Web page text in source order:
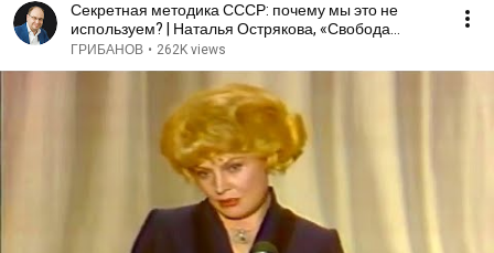
Секретная методика СССР: почему мы это не
используем? | Наталья Острякова, «Свобода
слова»
ГРИБАНОВ • 262K views